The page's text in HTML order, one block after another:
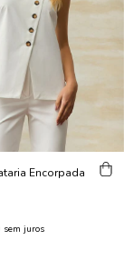
Encorpada
sem juros